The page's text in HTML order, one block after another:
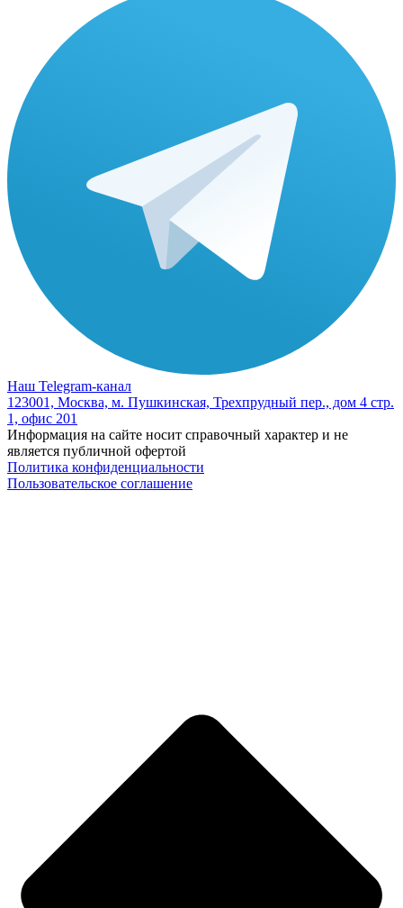
Наш Telegram-канал
123001, Москва, м. Пушкинская, Трехпрудный пер., дом 4 стр.
1, офис 201
Информация на сайте носит справочный характер и не
является публичной офертой
Политика конфиденциальности
Пользовательское соглашение